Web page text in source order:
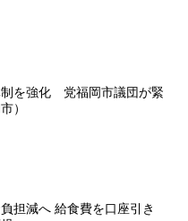
制を強化 党福岡市議団が緊
）
担減へ 給食費を口座引き